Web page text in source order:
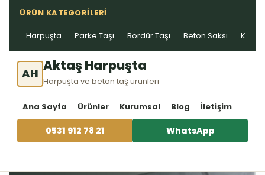
ÜRÜN KATEGORILERI
Harpuşta Parke Taşı Bordür Taşı Beton Saksı Kablo
AH Aktaş Harpuşta
Harpuşta ve beton taş ürünleri
Ana Sayfa Ürünler Kurumsal Blog İletişim
0531 912 78 21 WhatsApp